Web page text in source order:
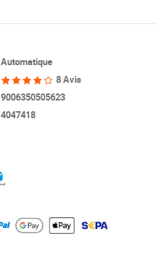
Automatique
8 Avis
9006350505623
4047418